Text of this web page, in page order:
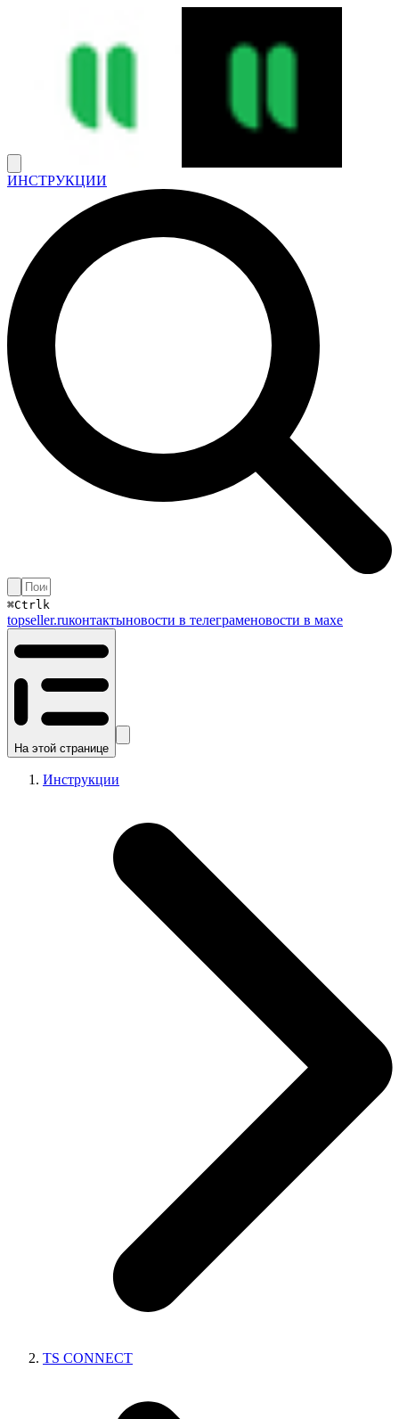
ИНСТРУКЦИИ
⌘Ctrl k
topseller.ruконтактыновости в телеграменовости в махе
На этой странице
Инструкции
TS CONNECT